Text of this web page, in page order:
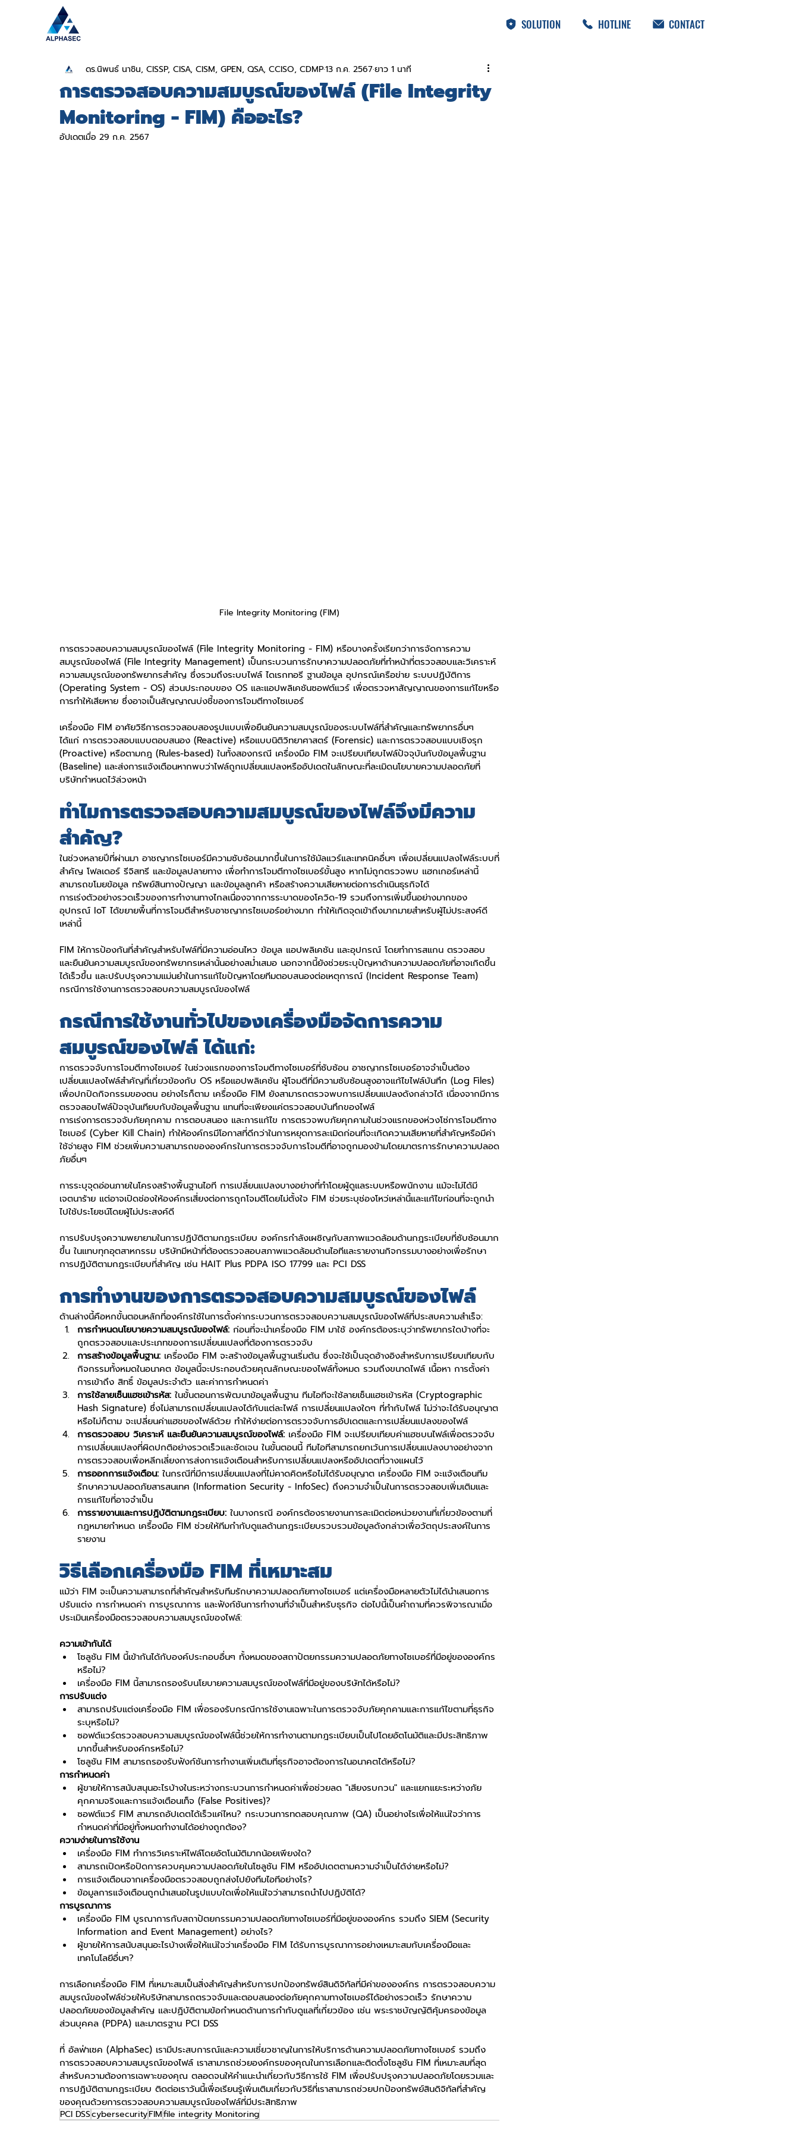
HOTLINE
SOLUTION CONTACT
การตรวจสอบความสมบูรณ์ของไฟล์ (File Integrity
Monitoring - FIM) คืออะไร?
ดร.นิพนธ์ นาชิน, CISSP, CISA, CISM, GPEN, QSA, CCISO, CDMP13 ก.ค. 2567ยาว 1 นาที
อัปเดตเมื่อ 29 ก.ค. 2567
File Integrity Monitoring (FIM)
การตรวจสอบความสมบูรณ์ของไฟล์ (File Integrity Monitoring - FIM) หรือบางครั้งเรียกว่าการจัดการความ
สมบูรณ์ของไฟล์ (File Integrity Management) เป็นกระบวนการรักษาความปลอดภัยที่ทำหน้าที่ตรวจสอบและวิเคราะห์
ความสมบูรณ์ของทรัพยากรสำคัญ ซึ่งรวมถึงระบบไฟล์ ไดเรกทอรี ฐานข้อมูล อุปกรณ์เครือข่าย ระบบปฏิบัติการ
(Operating System - OS) ส่วนประกอบของ OS และแอปพลิเคชันซอฟต์แวร์ เพื่อตรวจหาสัญญาณของการแก้ไขหรือ
การทำให้เสียหาย ซึ่งอาจเป็นสัญญาณบ่งชี้ของการโจมตีทางไซเบอร์
เครื่องมือ FIM อาศัยวิธีการตรวจสอบสองรูปแบบเพื่อยืนยันความสมบูรณ์ของระบบไฟล์ที่สำคัญและทรัพยากรอื่นๆ
ได้แก่ การตรวจสอบแบบตอบสนอง (Reactive) หรือแบบนิติวิทยาศาสตร์ (Forensic) และการตรวจสอบแบบเชิงรุก
(Proactive) หรือตามกฎ (Rules-based) ในทั้งสองกรณี เครื่องมือ FIM จะเปรียบเทียบไฟล์ปัจจุบันกับข้อมูลพื้นฐาน
(Baseline) และส่งการแจ้งเตือนหากพบว่าไฟล์ถูกเปลี่ยนแปลงหรืออัปเดตในลักษณะที่ละเมิดนโยบายความปลอดภัยที่
บริษัทกำหนดไว้ล่วงหน้า
ทำไมการตรวจสอบความสมบูรณ์ของไฟล์จึงมีความ
สำคัญ?
ในช่วงหลายปีที่ผ่านมา อาชญากรไซเบอร์มีความซับซ้อนมากขึ้นในการใช้มัลแวร์และเทคนิคอื่นๆ เพื่อเปลี่ยนแปลงไฟล์ระบบที่
สำคัญ โฟลเดอร์ รีจิสทรี และข้อมูลปลายทาง เพื่อทำการโจมตีทางไซเบอร์ขั้นสูง หากไม่ถูกตรวจพบ แฮกเกอร์เหล่านี้
สามารถขโมยข้อมูล ทรัพย์สินทางปัญญา และข้อมูลลูกค้า หรือสร้างความเสียหายต่อการดำเนินธุรกิจได้
การเร่งตัวอย่างรวดเร็วของการทำงานทางไกลเนื่องจากการระบาดของโควิด-19 รวมถึงการเพิ่มขึ้นอย่างมากของ
อุปกรณ์ IoT ได้ขยายพื้นที่การโจมตีสำหรับอาชญากรไซเบอร์อย่างมาก ทำให้เกิดจุดเข้าถึงมากมายสำหรับผู้ไม่ประสงค์ดี
เหล่านี้
FIM ให้การป้องกันที่สำคัญสำหรับไฟล์ที่มีความอ่อนไหว ข้อมูล แอปพลิเคชัน และอุปกรณ์ โดยทำการสแกน ตรวจสอบ
และยืนยันความสมบูรณ์ของทรัพยากรเหล่านั้นอย่างสม่ำเสมอ นอกจากนี้ยังช่วยระบุปัญหาด้านความปลอดภัยที่อาจเกิดขึ้น
ได้เร็วขึ้น และปรับปรุงความแม่นยำในการแก้ไขปัญหาโดยทีมตอบสนองต่อเหตุการณ์ (Incident Response Team)
กรณีการใช้งานการตรวจสอบความสมบูรณ์ของไฟล์
กรณีการใช้งานทั่วไปของเครื่องมือจัดการความ
สมบูรณ์ของไฟล์ ได้แก่:
การตรวจจับการโจมตีทางไซเบอร์ ในช่วงแรกของการโจมตีทางไซเบอร์ที่ซับซ้อน อาชญากรไซเบอร์อาจจำเป็นต้อง
เปลี่ยนแปลงไฟล์สำคัญที่เกี่ยวข้องกับ OS หรือแอปพลิเคชัน ผู้โจมตีที่มีความซับซ้อนสูงอาจแก้ไขไฟล์บันทึก (Log Files)
เพื่อปกปิดกิจกรรมของตน อย่างไรก็ตาม เครื่องมือ FIM ยังสามารถตรวจพบการเปลี่ยนแปลงดังกล่าวได้ เนื่องจากมีการ
ตรวจสอบไฟล์ปัจจุบันเทียบกับข้อมูลพื้นฐาน แทนที่จะเพียงแค่ตรวจสอบบันทึกของไฟล์
การเร่งการตรวจจับภัยคุกคาม การตอบสนอง และการแก้ไข การตรวจพบภัยคุกคามในช่วงแรกของห่วงโซ่การโจมตีทาง
ไซเบอร์ (Cyber Kill Chain) ทำให้องค์กรมีโอกาสที่ดีกว่าในการหยุดการละเมิดก่อนที่จะเกิดความเสียหายที่สำคัญหรือมีค่า
ใช้จ่ายสูง FIM ช่วยเพิ่มความสามารถขององค์กรในการตรวจจับการโจมตีที่อาจถูกมองข้ามโดยมาตรการรักษาความปลอด
ภัยอื่นๆ
การระบุจุดอ่อนภายในโครงสร้างพื้นฐานไอที การเปลี่ยนแปลงบางอย่างที่ทำโดยผู้ดูแลระบบหรือพนักงาน แม้จะไม่ได้มี
เจตนาร้าย แต่อาจเปิดช่องให้องค์กรเสี่ยงต่อการถูกโจมตีโดยไม่ตั้งใจ FIM ช่วยระบุช่องโหว่เหล่านี้และแก้ไขก่อนที่จะถูกนำ
ไปใช้ประโยชน์โดยผู้ไม่ประสงค์ดี
การปรับปรุงความพยายามในการปฏิบัติตามกฎระเบียบ องค์กรกำลังเผชิญกับสภาพแวดล้อมด้านกฎระเบียบที่ซับซ้อนมาก
ขึ้น ในแทบทุกอุตสาหกรรม บริษัทมีหน้าที่ต้องตรวจสอบสภาพแวดล้อมด้านไอทีและรายงานกิจกรรมบางอย่างเพื่อรักษา
การปฏิบัติตามกฎระเบียบที่สำคัญ เช่น HAIT Plus PDPA ISO 17799 และ PCI DSS
การทำงานของการตรวจสอบความสมบูรณ์ของไฟล์
ด้านล่างนี้คือหกขั้นตอนหลักที่องค์กรใช้ในการตั้งค่ากระบวนการตรวจสอบความสมบูรณ์ของไฟล์ที่ประสบความสำเร็จ:
การกำหนดนโยบายความสมบูรณ์ของไฟล์: ก่อนที่จะนำเครื่องมือ FIM มาใช้ องค์กรต้องระบุว่าทรัพยากรใดบ้างที่จะ
ถูกตรวจสอบและประเภทของการเปลี่ยนแปลงที่ต้องการตรวจจับ
การสร้างข้อมูลพื้นฐาน: เครื่องมือ FIM จะสร้างข้อมูลพื้นฐานเริ่มต้น ซึ่งจะใช้เป็นจุดอ้างอิงสำหรับการเปรียบเทียบกับ
กิจกรรมทั้งหมดในอนาคต ข้อมูลนี้จะประกอบด้วยคุณลักษณะของไฟล์ทั้งหมด รวมถึงขนาดไฟล์ เนื้อหา การตั้งค่า
การเข้าถึง สิทธิ์ ข้อมูลประจำตัว และค่าการกำหนดค่า
การใช้ลายเซ็นแฮชเข้ารหัส: ในขั้นตอนการพัฒนาข้อมูลพื้นฐาน ทีมไอทีจะใช้ลายเซ็นแฮชเข้ารหัส (Cryptographic
Hash Signature) ซึ่งไม่สามารถเปลี่ยนแปลงได้กับแต่ละไฟล์ การเปลี่ยนแปลงใดๆ ที่ทำกับไฟล์ ไม่ว่าจะได้รับอนุญาต
หรือไม่ก็ตาม จะเปลี่ยนค่าแฮชของไฟล์ด้วย ทำให้ง่ายต่อการตรวจจับการอัปเดตและการเปลี่ยนแปลงของไฟล์
การตรวจสอบ วิเคราะห์ และยืนยันความสมบูรณ์ของไฟล์: เครื่องมือ FIM จะเปรียบเทียบค่าแฮชบนไฟล์เพื่อตรวจจับ
การเปลี่ยนแปลงที่ผิดปกติอย่างรวดเร็วและชัดเจน ในขั้นตอนนี้ ทีมไอทีสามารถยกเว้นการเปลี่ยนแปลงบางอย่างจาก
การตรวจสอบเพื่อหลีกเลี่ยงการส่งการแจ้งเตือนสำหรับการเปลี่ยนแปลงหรืออัปเดตที่วางแผนไว้
การออกการแจ้งเตือน: ในกรณีที่มีการเปลี่ยนแปลงที่ไม่คาดคิดหรือไม่ได้รับอนุญาต เครื่องมือ FIM จะแจ้งเตือนทีม
รักษาความปลอดภัยสารสนเทศ (Information Security - InfoSec) ถึงความจำเป็นในการตรวจสอบเพิ่มเติมและ
การแก้ไขที่อาจจำเป็น
การรายงานและการปฏิบัติตามกฎระเบียบ: ในบางกรณี องค์กรต้องรายงานการละเมิดต่อหน่วยงานที่เกี่ยวข้องตามที่
กฎหมายกำหนด เครื้องมือ FIM ช่วยให้ทีมกำกับดูแลด้านกฎระเบียบรวบรวมข้อมูลดังกล่าวเพื่อวัตถุประสงค์ในการ
รายงาน
วิธีเลือกเครื่องมือ FIM ที่เหมาะสม
แม้ว่า FIM จะเป็นความสามารถที่สำคัญสำหรับทีมรักษาความปลอดภัยทางไซเบอร์ แต่เครื่องมือหลายตัวไม่ได้นำเสนอการ
ปรับแต่ง การกำหนดค่า การบูรณาการ และฟังก์ชันการทำงานที่จำเป็นสำหรับธุรกิจ ต่อไปนี้เป็นคำถามที่ควรพิจารณาเมื่อ
ประเมินเครื่องมือตรวจสอบความสมบูรณ์ของไฟล์:
ความเข้ากันได้
โซลูชัน FIM นี้เข้ากันได้กับองค์ประกอบอื่นๆ ทั้งหมดของสถาปัตยกรรมความปลอดภัยทางไซเบอร์ที่มีอยู่ขององค์กร
หรือไม่?
เครื่องมือ FIM นี้สามารถรองรับนโยบายความสมบูรณ์ของไฟล์ที่มีอยู่ของบริษัทได้หรือไม่?
การปรับแต่ง
สามารถปรับแต่งเครื่องมือ FIM เพื่อรองรับกรณีการใช้งานเฉพาะในการตรวจจับภัยคุกคามและการแก้ไขตามที่ธุรกิจ
ระบุหรือไม่?
ซอฟต์แวร์ตรวจสอบความสมบูรณ์ของไฟล์นี้ช่วยให้การทำงานตามกฎระเบียบเป็นไปโดยอัตโนมัติและมีประสิทธิภาพ
มากขึ้นสำหรับองค์กรหรือไม่?
โซลูชัน FIM สามารถรองรับฟังก์ชันการทำงานเพิ่มเติมที่ธุรกิจอาจต้องการในอนาคตได้หรือไม่?
การกำหนดค่า
ผู้ขายให้การสนับสนุนอะไรบ้างในระหว่างกระบวนการกำหนดค่าเพื่อช่วยลด "เสียงรบกวน" และแยกแยะระหว่างภัย
คุกคามจริงและการแจ้งเตือนเท็จ (False Positives)?
ซอฟต์แวร์ FIM สามารถอัปเดตได้เร็วแค่ไหน? กระบวนการทดสอบคุณภาพ (QA) เป็นอย่างไรเพื่อให้แน่ใจว่าการ
กำหนดค่าที่มีอยู่ทั้งหมดทำงานได้อย่างถูกต้อง?
ความง่ายในการใช้งาน
เครื่องมือ FIM ทำการวิเคราะห์ไฟล์โดยอัตโนมัติมากน้อยเพียงใด?
สามารถเปิดหรือปิดการควบคุมความปลอดภัยในโซลูชัน FIM หรืออัปเดตตามความจำเป็นได้ง่ายหรือไม่?
การแจ้งเตือนจากเครื่องมือตรวจสอบถูกส่งไปยังทีมไอทีอย่างไร?
ข้อมูลการแจ้งเตือนถูกนำเสนอในรูปแบบใดเพื่อให้แน่ใจว่าสามารถนำไปปฏิบัติได้?
การบูรณาการ
เครื่องมือ FIM บูรณาการกับสถาปัตยกรรมความปลอดภัยทางไซเบอร์ที่มีอยู่ขององค์กร รวมถึง SIEM (Security
Information and Event Management) อย่างไร?
ผู้ขายให้การสนับสนุนอะไรบ้างเพื่อให้แน่ใจว่าเครื่องมือ FIM ได้รับการบูรณาการอย่างเหมาะสมกับเครื่องมือและ
เทคโนโลยีอื่นๆ?
การเลือกเครื่องมือ FIM ที่เหมาะสมเป็นสิ่งสำคัญสำหรับการปกป้องทรัพย์สินดิจิทัลที่มีค่าขององค์กร การตรวจสอบความ
สมบูรณ์ของไฟล์ช่วยให้บริษัทสามารถตรวจจับและตอบสนองต่อภัยคุกคามทางไซเบอร์ได้อย่างรวดเร็ว รักษาความ
ปลอดภัยของข้อมูลสำคัญ และปฏิบัติตามข้อกำหนดด้านการกำกับดูแลที่เกี่ยวข้อง เช่น พระราชบัญญัติคุ้มครองข้อมูล
ส่วนบุคคล (PDPA) และมาตรฐาน PCI DSS
ที่ อัลฟ่าเซค (AlphaSec) เรามีประสบการณ์และความเชี่ยวชาญในการให้บริการด้านความปลอดภัยทางไซเบอร์ รวมถึง
การตรวจสอบความสมบูรณ์ของไฟล์ เราสามารถช่วยองค์กรของคุณในการเลือกและติดตั้งโซลูชัน FIM ที่เหมาะสมที่สุด
สำหรับความต้องการเฉพาะของคุณ ตลอดจนให้คำแนะนำเกี่ยวกับวิธีการใช้ FIM เพื่อปรับปรุงความปลอดภัยโดยรวมและ
การปฏิบัติตามกฎระเบียบ ติดต่อเราวันนี้เพื่อเรียนรู้เพิ่มเติมเกี่ยวกับวิธีที่เราสามารถช่วยปกป้องทรัพย์สินดิจิทัลที่สำคัญ
ของคุณด้วยการตรวจสอบความสมบูรณ์ของไฟล์ที่มีประสิทธิภาพ
PCI DSScybersecurityFIMfile integrity Monitoring